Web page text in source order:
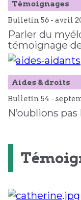
Témoignages
Bulletin 56 - avril
Parler du
témoignage
Aides & droits
Bulletin 54 -
N’oublions